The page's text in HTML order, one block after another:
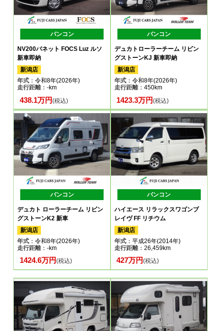
バンコン
NV200バネット FOCS Luz ルソ
新車即納
新潟店
年式 ：令和8年(2026年)
走行距離：-km
438.1万円(税込)
バンコン
デュカトローラーチーム リビン
グストーンKJ 新車即納
新潟店
年式：令和8年(2026年)
走行距離：450km
1423.3万円(税込)
バンコン
デュカト ローラーチーム リビン
グストーンK2 新車
新潟店
年式 ：令和8年(2026年)
走行距離：-km
1424.6万円(税込)
バンコン
ハイエース リラックスワゴンブ
レイヴ FF リチウム
新潟店
年式：平成26年(2014年)
走行距離：26,459km
427万円(税込)